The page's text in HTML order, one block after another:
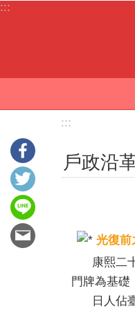
跳到主要內容區塊
:::
:::
戶政沿
光復前
康熙二十
門牌為基礎
日人佔臺